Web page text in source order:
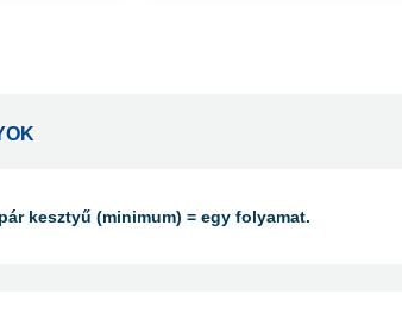
kesztyű (minimum) = egy folyamat.